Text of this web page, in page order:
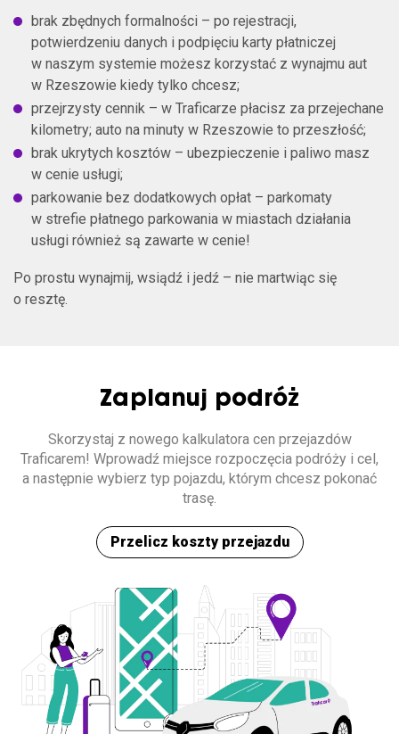
brak zbędnych formalności – po rejestracji,
potwierdzeniu danych i podpięciu karty płatniczej
w naszym systemie możesz korzystać z wynajmu aut
w Rzeszowie kiedy tylko chcesz;
przejrzysty cennik – w Traficarze płacisz za przejechane
kilometry; auto na minuty w Rzeszowie to przeszłość;
brak ukrytych kosztów – ubezpieczenie i paliwo masz
w cenie usługi;
parkowanie bez dodatkowych opłat – parkomaty
w strefie płatnego parkowania w miastach działania
usługi również są zawarte w cenie!
Po prostu wynajmij, wsiądź i jedź – nie martwiąc się
o resztę.
Zaplanuj podróż
Skorzystaj z nowego kalkulatora cen przejazdów
Traficarem! Wprowadź miejsce rozpoczęcia podróży i cel,
a następnie wybierz typ pojazdu, którym chcesz pokonać
trasę.
Przelicz koszty przejazdu